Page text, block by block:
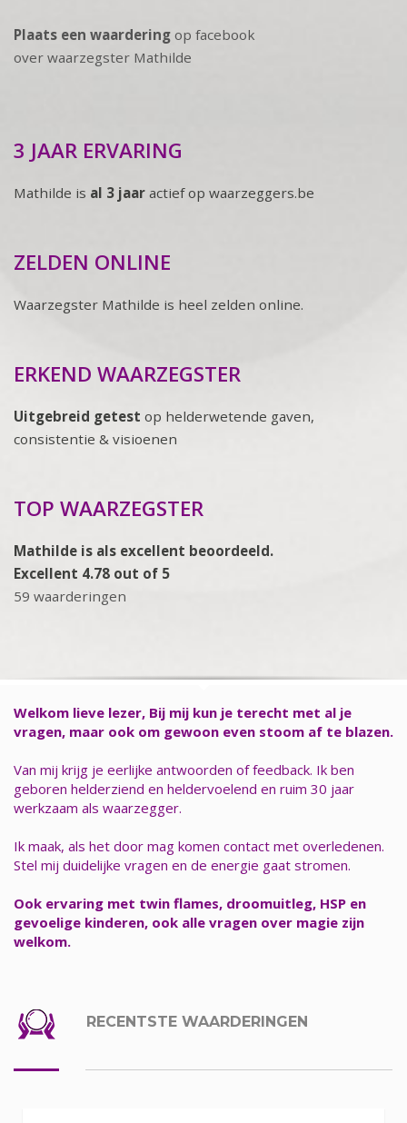
Plaats een waardering op facebook
over waarzegster Mathilde
3 JAAR ERVARING
Mathilde is al 3 jaar actief op waarzeggers.be
ZELDEN ONLINE
Waarzegster Mathilde is heel zelden online.
ERKEND WAARZEGSTER
Uitgebreid getest op helderwetende gaven,
consistentie & visioenen
TOP WAARZEGSTER
Mathilde is als excellent beoordeeld.
Excellent 4.78 out of 5
59 waarderingen
Welkom lieve lezer, Bij mij kun je terecht met al je
vragen, maar ook om gewoon even stoom af te blazen.
Van mij krijg je eerlijke antwoorden of feedback. Ik ben
geboren helderziend en heldervoelend en ruim 30 jaar
werkzaam als waarzegger.
Ik maak, als het door mag komen contact met overledenen.
Stel mij duidelijke vragen en de energie gaat stromen.
Ook ervaring met twin flames, droomuitleg, HSP en
gevoelige kinderen, ook alle vragen over magie zijn
welkom.
RECENTSTE WAARDERINGEN